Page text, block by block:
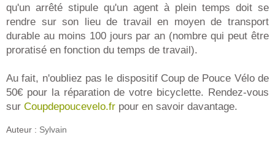
qu'un arrêté stipule qu'un agent à plein temps doit se
rendre sur son lieu de travail en moyen de transport
durable au moins 100 jours par an (nombre qui peut être
proratisé en fonction du temps de travail).
Au fait, n'oubliez pas le dispositif Coup de Pouce Vélo de
50€ pour la réparation de votre bicyclette. Rendez-vous
sur Coupdepoucevelo.fr pour en savoir davantage.
Auteur : Sylvain